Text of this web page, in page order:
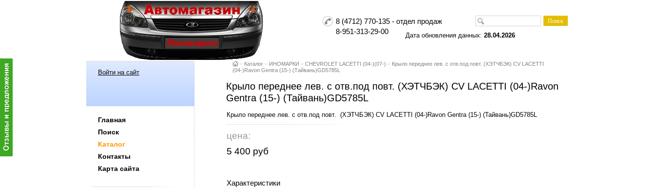
8 (4712) 770-135 - отдел продаж
8-951-313-29-00
Дата обновления данных: 28.04.2026
Войти на сайт
Главная
Поиск
Каталог
Контакты
Карта сайта
– Каталог – ИНОМАРКИ – CHEVROLET LACETTI (04-)(07-) – Крыло переднее лев. с отв.под повт. (ХЭТЧБЭК) CV LACETTI
(04-)Ravon Gentra (15-) (Тайвань)GD5785L
Крыло переднее лев. с отв.под повт. (ХЭТЧБЭК) CV LACETTI (04-)Ravon
Gentra (15-) (Тайвань)GD5785L
Крыло переднее лев. с отв.под повт. (ХЭТЧБЭК) CV LACETTI (04-)Ravon Gentra (15-) (Тайвань)GD5785L
цена:
5 400 руб
Характеристики